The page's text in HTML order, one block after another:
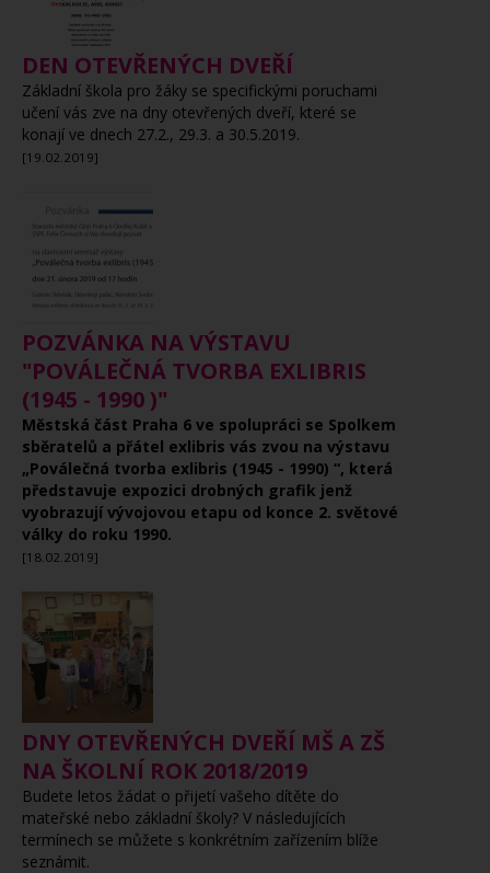
DEN OTEVŘENÝCH DVEŘÍ
Základní škola pro žáky se specifickými poruchami
učení vás zve na dny otevřených dveří, které se
konají ve dnech 27.2., 29.3. a 30.5.2019.
[19.02.2019]
POZVÁNKA NA VÝSTAVU
"POVÁLEČNÁ TVORBA EXLIBRIS
(1945 - 1990 )"
Městská část Praha 6 ve spolupráci se Spolkem
sběratelů a přátel exlibris vás zvou na výstavu
„Poválečná tvorba exlibris (1945 - 1990) “, která
představuje expozici drobných grafik jenž
vyobrazují vývojovou etapu od konce 2. světové
války do roku 1990.
[18.02.2019]
DNY OTEVŘENÝCH DVEŘÍ MŠ A ZŠ
NA ŠKOLNÍ ROK 2018/2019
Budete letos žádat o přijetí vašeho dítěte do
mateřské nebo základní školy? V následujících
termínech se můžete s konkrétním zařízením blíže
seznámit.